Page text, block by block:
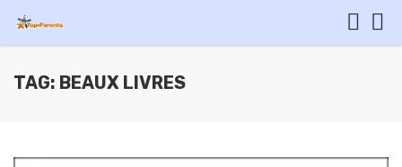
TAG: BEAUX LIVRES